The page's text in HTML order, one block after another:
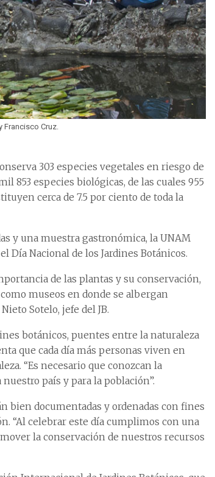
Cruz.
303 especies vegetales en riesgo de
853 especies biológicas, de las cuales 955
cerca de 7.5 por ciento de toda la
y una muestra gastronómica, la UNAM
Día Nacional de los Jardines Botánicos.
de las plantas y su conservación,
museos en donde se albergan
Sotelo, jefe del JB.
botánicos, puentes entre la naturaleza
que cada día más personas viven en
“Es necesario que conozcan la
país y para la población”.
bien documentadas y ordenadas con fines
“Al celebrar este día cumplimos con una
la conservación de nuestros recursos